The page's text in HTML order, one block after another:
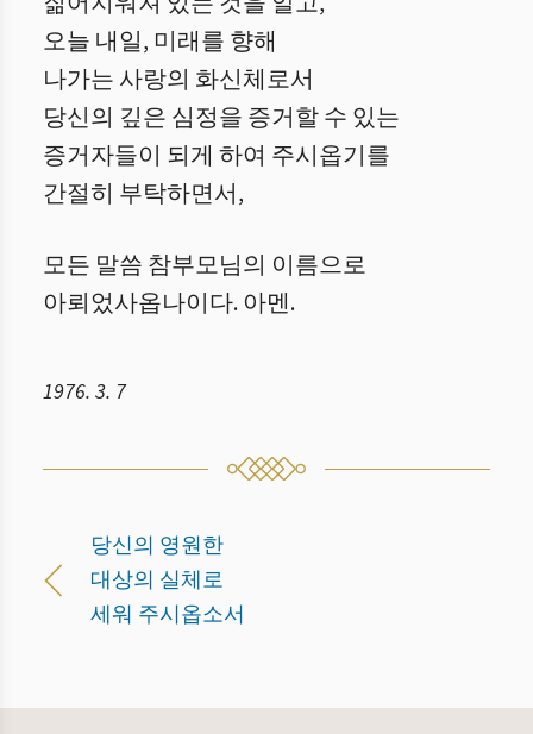
오늘 내일, 미래를 향해
나가는 사랑의 화신체로서
당신의 깊은 심정을 증거할 수 있는
증거자들이 되게 하여 주시옵기를
간절히 부탁하면서,
모든 말씀 참부모님의 이름으로
아뢰었사옵나이다. 아멘.
1976. 3. 7
당신의 영원한
대상의 실체로
세워 주시옵소서